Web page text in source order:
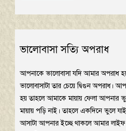
ভালোবাসা সত্যি অপরাধ
আপনাকে ভালোবাসা যদি আমার অপরাধ
ভালোবাসাটা তার চেয়ে দ্বিগুন অপরাধ।
হয় তাহলে আমাকে মায়ায় ফেলা
মায়ায় পড়ি নাই। তাহলে একদিনে ভুলে
আসাটা আপনার ইচ্ছে থাকলে আমার